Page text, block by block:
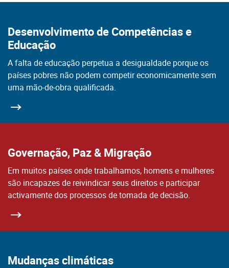
Desenvolvimento de Competências e
Educação
A falta de educação perpetua a desigualdade porque os
países pobres não podem competir economicamente sem
uma mão-de-obra qualificada.
Governação, Paz & Migração
Em muitos países onde trabalhamos, homens e mulheres
são incapazes de reivindicar seus direitos e participar
activamente dos processos de tomada de decisão.
Mudanças climáticas